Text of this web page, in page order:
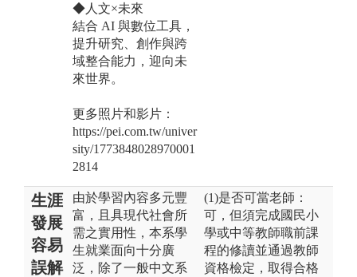
◆人文×未來
結合 AI 與數位工具，
提升研究、創作與跨
域整合能力，迎向未
來世界。
更多照片和影片：
https://pei.com.tw/univer
sity/1773848028970001
2814
生涯
發展
容易
誤解
由於學習內容多元豐
富，且具現代社會所
需之實用性，本系學
生就業面向十分廣
泛，除了一般中文系
(1)是否可當老師：
可，但須完成國民小
學或中等教師職前課
程的修讀並通過教師
資格檢定，取得合格